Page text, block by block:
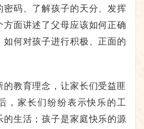
密码、了解孩子的天分、发挥
方面讲述了父母应该如何正确
如何对孩子进行积极、正面的
的教育理念，让家长们受益匪
， 家长们纷纷表示快乐的工
的生活；孩子是家庭快乐的源